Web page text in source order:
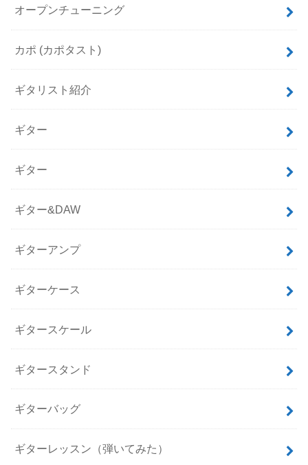
オープンチューニング
カポ (カポタスト)
ギタリスト紹介
ギター
ギター
ギター&DAW
ギターアンプ
ギターケース
ギタースケール
ギタースタンド
ギターバッグ
ギターレッスン（弾いてみた）